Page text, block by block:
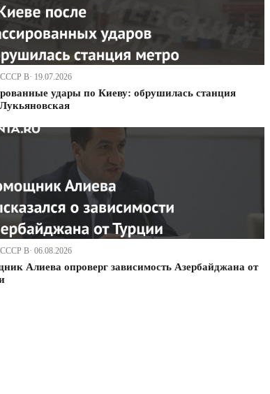
В· 19.07.2026
удары по Киеву: обрушилась станция
В· 06.08.2026
Алиева опроверг зависимость Азербайджана от